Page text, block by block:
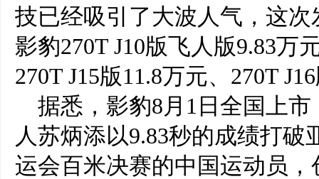
技已经吸引了大波人气，这
影豹270T J10版飞人版9.83万
270T J15版11.8万元、270T
据悉，影豹8月1日全国上
人苏炳添以9.83秒的成绩打
运会百米决赛的中国运动员